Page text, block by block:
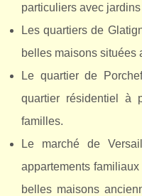
particuliers avec jardins
Les quartiers de
belles maisons situées
Le quartier de
quartier résidentiel à
familles.
Le marché de
appartements
belles maisons